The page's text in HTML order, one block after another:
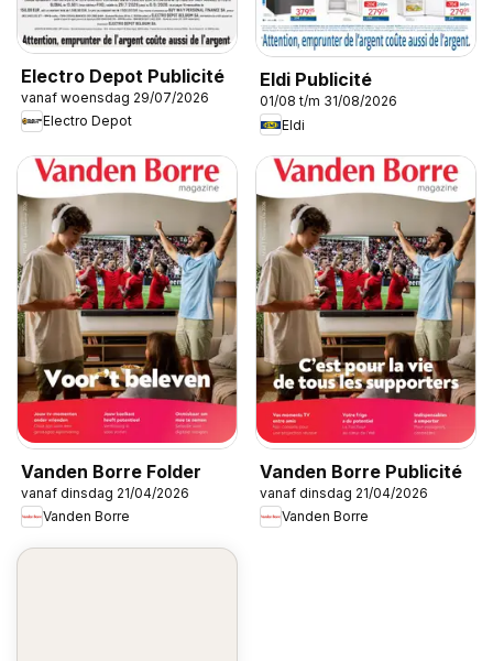
Electro Depot Publicité
vanaf woensdag 29/07/2026
Electro Depot
Eldi Publicité
01/08 t/m 31/08/2026
Eldi
Vanden Borre Folder
vanaf dinsdag 21/04/2026
Vanden Borre
Vanden Borre Publicité
vanaf dinsdag 21/04/2026
Vanden Borre